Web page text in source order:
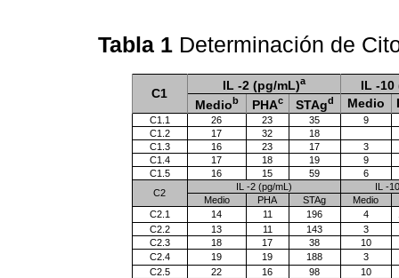
Tabla 1 Determinación de
C1
IL -2 (pg/mL)a
IL -10
Mediob PHAc STAgd Medio
C1.1 26 23 35
9
C1.2
17 32
18
C1.3
16 23 17
3
C1.4
17 18 19
9
C1.5
16 15 59
6
C2
IL -2 (pg/mL)
IL -
Medio
PHA STAg
Medio
C2.1
14 11 196 4
C2.2
13 11 143
3
C2.3
18 17 38
10
C2.4
19 19 188 3
C2.5
22 16 98
10